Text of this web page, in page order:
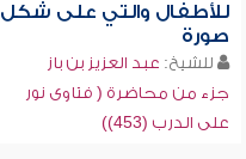
للأطفال والتي على شكل
صورة
للشيخ: عبد العزيز بن باز
جزء من محاضرة ( فتاوى نور
على الدرب (453))